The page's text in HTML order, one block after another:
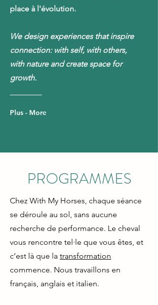
place à l'évolution.
We design experiences that inspire
connection: with self, with others,
with nature and create space for
growth.
Plus - More
PROGRAMMES
Chez With My Horses, chaque séance
se déroule au sol, sans aucune
recherche de performance. Le cheval
vous rencontre tel·le que vous êtes, et
c’est là que la transformation
commence. Nous travaillons en
français, anglais et italien.